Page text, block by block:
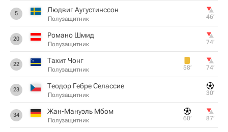
5 Людвиг Аугустинссон
Полузащитник 46‎’‎
20 Романо Шмид
Полузащитник 74‎’‎
22 Тахит Чонг
Полузащитник 58‎’‎ 74‎’‎
23 Теодор Гебре Селассие
Полузащитник 30‎’‎
34 Жан-Мануэль Мбом
Полузащитник 60‎’‎ 87‎’‎